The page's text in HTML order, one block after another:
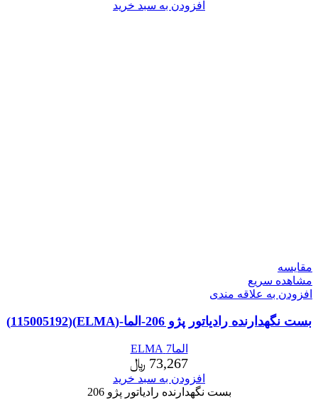
افزودن به سبد خرید
مقایسه
مشاهده سریع
افزودن به علاقه مندی
بست نگهدارنده رادیاتور پژو 206-الما-(ELMA)(115005192)
الما7 ELMA
73,267 ﷼
افزودن به سبد خرید
بست نگهدارنده رادیاتور پژو 206